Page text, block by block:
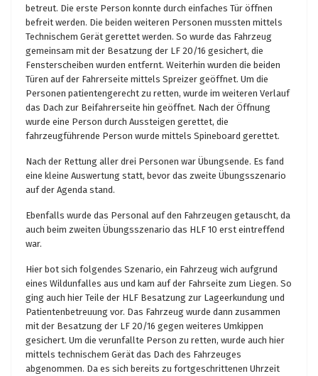
betreut. Die erste Person konnte durch einfaches Tür öffnen
befreit werden. Die beiden weiteren Personen mussten mittels
Technischem Gerät gerettet werden. So wurde das Fahrzeug
gemeinsam mit der Besatzung der LF 20/16 gesichert, die
Fensterscheiben wurden entfernt. Weiterhin wurden die beiden
Türen auf der Fahrerseite mittels Spreizer geöffnet. Um die
Personen patientengerecht zu retten, wurde im weiteren Verlauf
das Dach zur Beifahrerseite hin geöffnet. Nach der Öffnung
wurde eine Person durch Aussteigen gerettet, die
fahrzeugführende Person wurde mittels Spineboard gerettet.
Nach der Rettung aller drei Personen war Übungsende. Es fand
eine kleine Auswertung statt, bevor das zweite Übungsszenario
auf der Agenda stand.
Ebenfalls wurde das Personal auf den Fahrzeugen getauscht, da
auch beim zweiten Übungsszenario das HLF 10 erst eintreffend
war.
Hier bot sich folgendes Szenario, ein Fahrzeug wich aufgrund
eines Wildunfalles aus und kam auf der Fahrseite zum Liegen. So
ging auch hier Teile der HLF Besatzung zur Lageerkundung und
Patientenbetreuung vor. Das Fahrzeug wurde dann zusammen
mit der Besatzung der LF 20/16 gegen weiteres Umkippen
gesichert. Um die verunfallte Person zu retten, wurde auch hier
mittels technischem Gerät das Dach des Fahrzeuges
abgenommen. Da es sich bereits zu fortgeschrittenen Uhrzeit